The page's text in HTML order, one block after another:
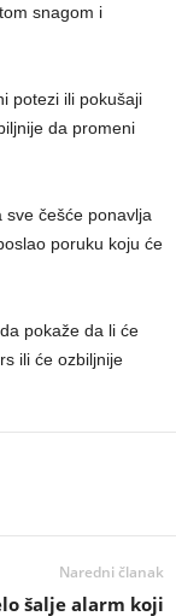
snagom i
potezi ili pokušaji
da promeni
češće ponavlja
poruku koju će
pokaže da li će
ili će ozbiljnije
Naredni članak
šalje alarm koji